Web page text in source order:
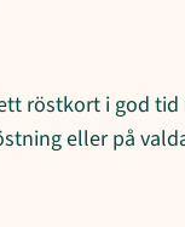
röstkort i god
eller på